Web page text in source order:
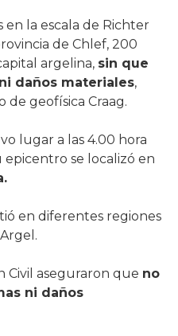
la escala de Richter
de Chlef, 200
argelina, sin que
daños materiales,
geofísica Craag.
lugar a las 4.00 hora
epicentro se localizó en
en diferentes regiones
Civil aseguraron que no
ni daños